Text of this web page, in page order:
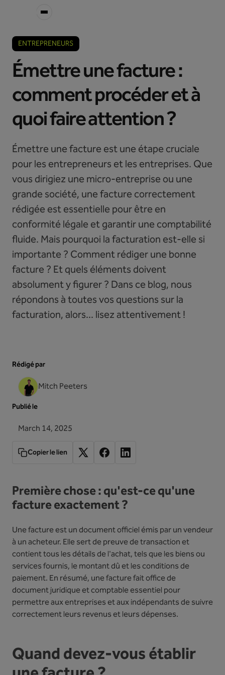
ENTREPRENEURS
Émettre une facture :
comment procéder et à
quoi faire attention ?
Émettre une facture est une étape cruciale
pour les entrepreneurs et les entreprises. Que
vous dirigiez une micro-entreprise ou une
grande société, une facture correctement
rédigée est essentielle pour être en
conformité légale et garantir une comptabilité
fluide. Mais pourquoi la facturation est-elle si
importante ? Comment rédiger une bonne
facture ? Et quels éléments doivent
absolument y figurer ? Dans ce blog, nous
répondons à toutes vos questions sur la
facturation, alors... lisez attentivement !
Rédigé par
Mitch Peeters
Publié le
March 14, 2025
Copier le lien
Première chose : qu'est-ce qu'une
facture exactement ?
Une facture est un document officiel émis par un vendeur
à un acheteur. Elle sert de preuve de transaction et
contient tous les détails de l'achat, tels que les biens ou
services fournis, le montant dû et les conditions de
paiement. En résumé, une facture fait office de
document juridique et comptable essentiel pour
permettre aux entreprises et aux indépendants de suivre
correctement leurs revenus et leurs dépenses.
Quand devez-vous établir